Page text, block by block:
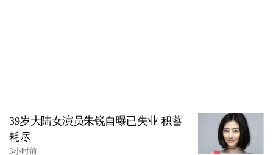
39岁大陆女演员朱锐自曝已失业 积蓄
耗尽
3小时前